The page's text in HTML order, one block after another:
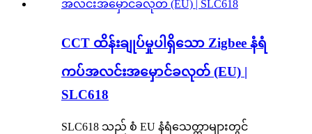
CCT ထိန်းချုပ်မှုပါရှိသော Zigbee နံရံ
ကပ်အလင်းအမှောင်ခလုတ် (EU) |
SLC618
SLC618 သည် စံ EU နံရံသေတ္တာများတွင်